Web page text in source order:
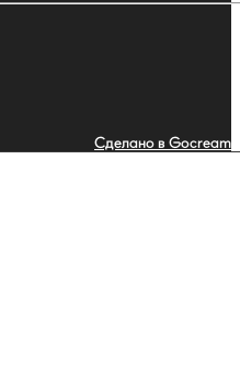
Сделано в Gocream